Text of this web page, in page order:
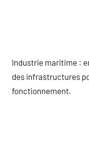
Industrie maritime :
des infrastructures
fonctionnement.